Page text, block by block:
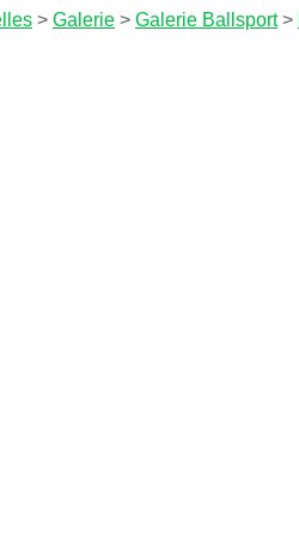
> Galerie > Galerie Ballsport>